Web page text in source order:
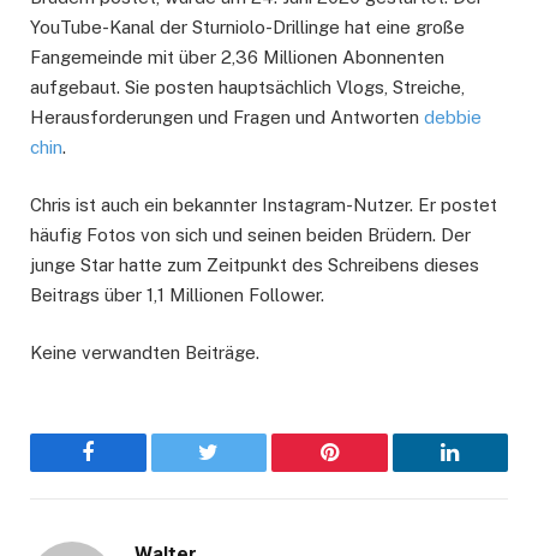
YouTube-Kanal der Sturniolo-Drillinge hat eine große
Fangemeinde mit über 2,36 Millionen Abonnenten
aufgebaut. Sie posten hauptsächlich Vlogs, Streiche,
Herausforderungen und Fragen und Antworten debbie
chin.
Chris ist auch ein bekannter Instagram-Nutzer. Er postet
häufig Fotos von sich und seinen beiden Brüdern. Der
junge Star hatte zum Zeitpunkt des Schreibens dieses
Beitrags über 1,1 Millionen Follower.
Keine verwandten Beiträge.
Facebook Twitter Pinterest LinkedIn